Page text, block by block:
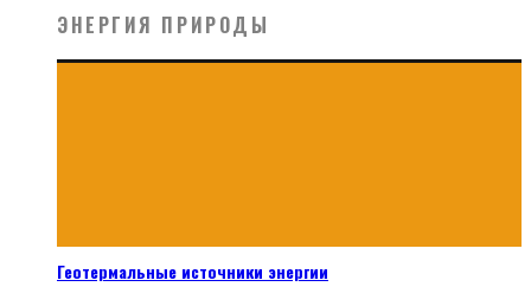
ЭНЕРГИЯ ПРИРОДЫ
Геотермальные источники энергии